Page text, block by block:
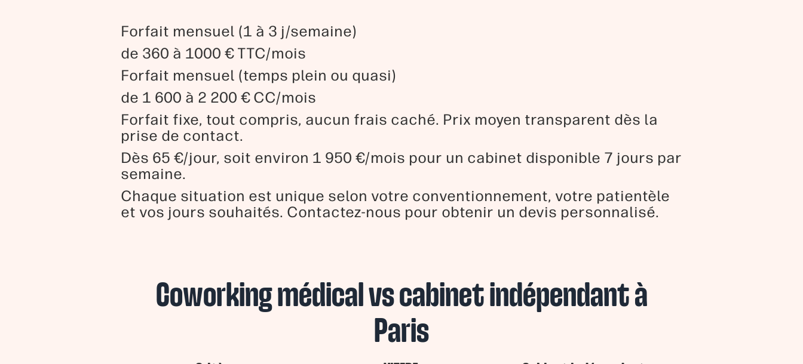
Forfait mensuel (1 à 3 j/semaine)
de 360 à 1000 € TTC/mois
Forfait mensuel (temps plein ou quasi)
de 1 600 à 2 200 € CC/mois
Forfait fixe, tout compris, aucun frais caché. Prix moyen transparent dès la
prise de contact.
Dès 65 €/jour, soit environ 1 950 €/mois pour un cabinet disponible 7 jours par
semaine.
Chaque situation est unique selon votre conventionnement, votre patientèle
et vos jours souhaités. Contactez-nous pour obtenir un devis personnalisé.
Coworking médical vs cabinet indépendant à
Paris